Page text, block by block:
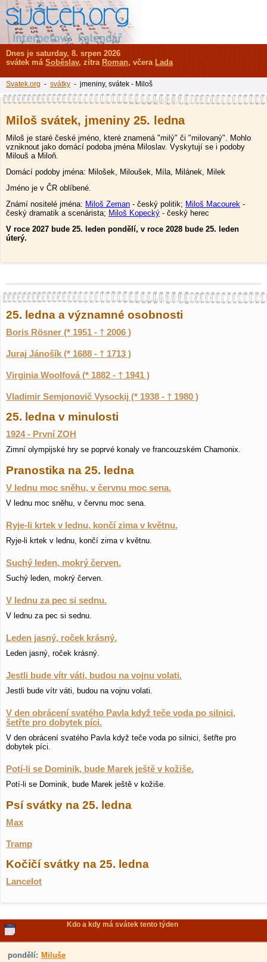
Miloš svátek, jmeniny 25. ledna
Miloš je staré české jméno, které znamená "milý" či "milovaný". Mohlo
vzniknout jako domácí podoba jména Miloslav. Vyskytují se i podoby
Milouš a Miloň.
Domácí podoby jména: Milošek, Miloušek, Míla, Milánek, Milek
Jméno je v ČR oblíbené.
Známí nositelé jména: Miloš Zeman - český politik; Miloš Macourek -
český dramatik a scenárista; Miloš Kopecký - český herec
V roce 2027 bude 25. leden pondělí, v roce 2028 bude 25. leden
úterý.
25. ledna a významné osobnosti
Boris Rösner (* 1951 - † 2006 )
Juraj Jánošík (* 1688 - † 1713 )
Virginia Woolfová (* 1882 - † 1941 )
Vladimir Semjonovič Vysockij (* 1938 - † 1980 )
25. ledna v minulosti
1924 - První ZOH
Zimní olympijské hry se poprvé konaly ve francouzském Chamonix.
Pranostika na 25. ledna
V lednu moc sněhu, v červnu moc sena.
V lednu moc sněhu, v červnu moc sena.
Ryje-li krtek v lednu, končí zima v květnu.
Ryje-li krtek v lednu, končí zima v květnu.
Suchý leden, mokrý červen.
Suchý leden, mokrý červen.
V lednu za pec si sednu.
V lednu za pec si sednu.
Leden jasný, roček krásný.
Leden jasný, roček krásný.
Jestli bude vítr váti, budou na vojnu volati.
Jestli bude vítr váti, budou na vojnu volati.
V den obrácení svatého Pavla když teče voda po silnici,
šetřte pro dobytek píci.
V den obrácení svatého Pavla když teče voda po silnici, šetřte pro
dobytek píci.
Potí-li se Dominik, bude Marek ještě v kožiše.
Potí-li se Dominik, bude Marek ještě v kožiše.
Psí svátky na 25. ledna
Max
Tramp
Kočičí svátky na 25. ledna
Lancelot
Kdo a kdy má svátek tento týden
pondělí: Miluše
Dnes je saturday, 8. srpen 2026
svátek má Soběslav, zítra Roman, včera Lada
Svatek.org - svátky - jmeniny, svátek - Miloš